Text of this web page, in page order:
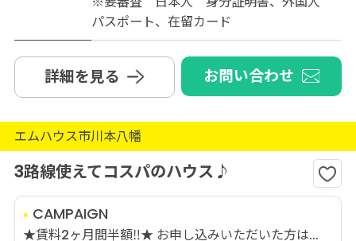
パスポート、在留カード
詳細を見る お問い合わせ
エムハウス市川本八幡
3路線使えてコスパのハウス♪
CAMPAIGN
★賃料2ヶ月間半額‼★ お申し込みいただいた方は...